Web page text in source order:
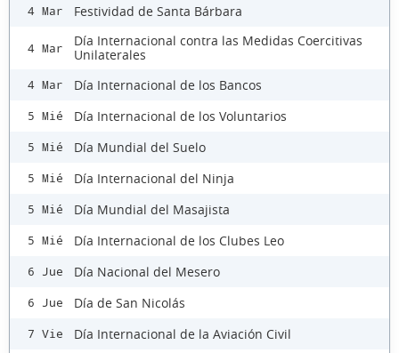
4 Mar Festividad de Santa Bárbara
4 Mar
Día Internacional contra las Medidas Coercitivas
Unilaterales
4 Mar Día Internacional de los Bancos
5 Mié Día Internacional de los Voluntarios
5 Mié Día Mundial del Suelo
5 Mié Día Internacional del Ninja
5 Mié Día Mundial del Masajista
5 Mié Día Internacional de los Clubes Leo
6 Jue Día Nacional del Mesero
6 Jue Día de San Nicolás
7 Vie Día Internacional de la Aviación Civil